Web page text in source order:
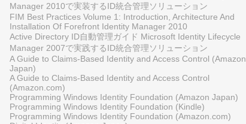
Manager 2010で実装するID統合管理ソリューション
FIM Best Practices Volume 1: Introduction, Architecture And
Installation Of Forefront Identity Manager 2010
Active Directory ID自動管理ガイド Microsoft Identity Lifecycle
Manager 2007で実践するID統合管理ソリューション
A Guide to Claims-Based Identity and Access Control (Amazon
Japan)
A Guide to Claims-Based Identity and Access Control
(Amazon.com)
Programming Windows Identity Foundation (Amazon Japan)
Programming Windows Identity Foundation (Kindle)
Programming Windows Identity Foundation (Amazon.com)